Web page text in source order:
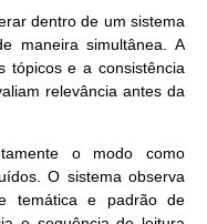
dentro de um sistema
maneira simultânea. A
tópicos e a consistência
relevância antes da
o modo como
O sistema observa
temática e padrão de